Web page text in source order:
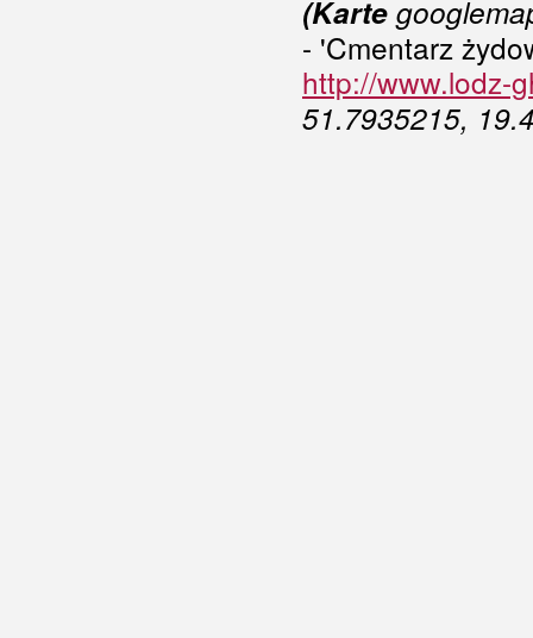
(Karte
- 'Cmentarz
http://www.lodz-
51.7935215,